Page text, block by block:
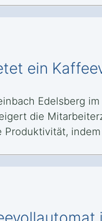
ein
Edelsberg
die